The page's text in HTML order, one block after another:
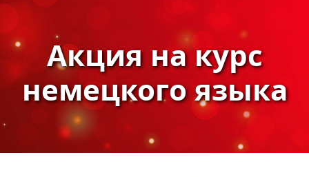
Акция на курс
немецкого языка